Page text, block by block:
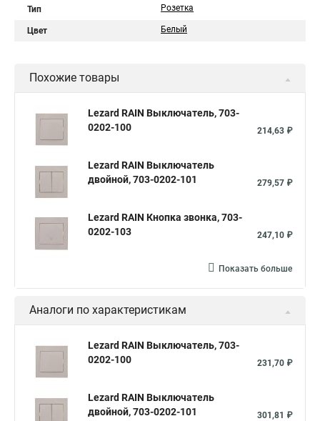
Тип Розетка
Цвет Белый
Похожие товары
Lezard RAIN Выключатель, 703-
0202-100
214,63 ₽
Lezard RAIN Выключатель
двойной, 703-0202-101
279,57 ₽
Lezard RAIN Кнопка звонка, 703-
0202-103
247,10 ₽
Показать больше
Аналоги по характеристикам
Lezard RAIN Выключатель, 703-
0202-100
231,70 ₽
Lezard RAIN Выключатель
двойной, 703-0202-101
301,81 ₽